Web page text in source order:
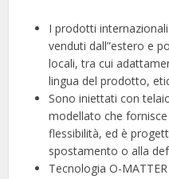
I prodotti
venduti dall”estero e
locali, tra cui
lingua del prodotto,
Sono iniettati con
modellato che
flessibilità, ed è
spostamento o alla
Tecnologia O-MATTER